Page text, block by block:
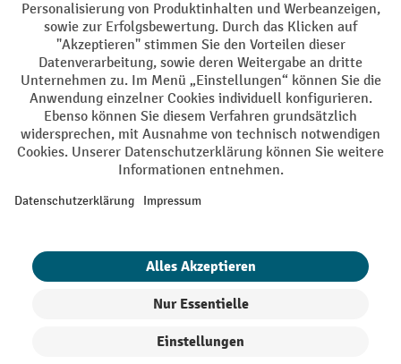
Impressum Datenschutz
Barrierefreiheit Privacy Settings
Alle Preise exkl. gesetzl. Mehrwertsteuer zzgl.Versandkostenund ggf.
Nachnahmegebühren, wenn nicht anders angegeben.
¹ Der Rabatt gilt so lange der Vorrat reicht. Der Rabatt gilt nicht auf
oder Gutscheinen ist nicht möglich. | ² Der Rabatt wird einmalig bei
eingelöst werden. Die Höhe des Rabatts variiert je nach
Produktkategorie und beträgt bis zu 10 % (10 % auf Lager, Umwelt,
Heben | 7% auf Büro). Ausgenommen sind Elektro-Hubwagen,
Ausschluss von Werkzeug. Gilt nicht auf Sonderpreise. Kombination